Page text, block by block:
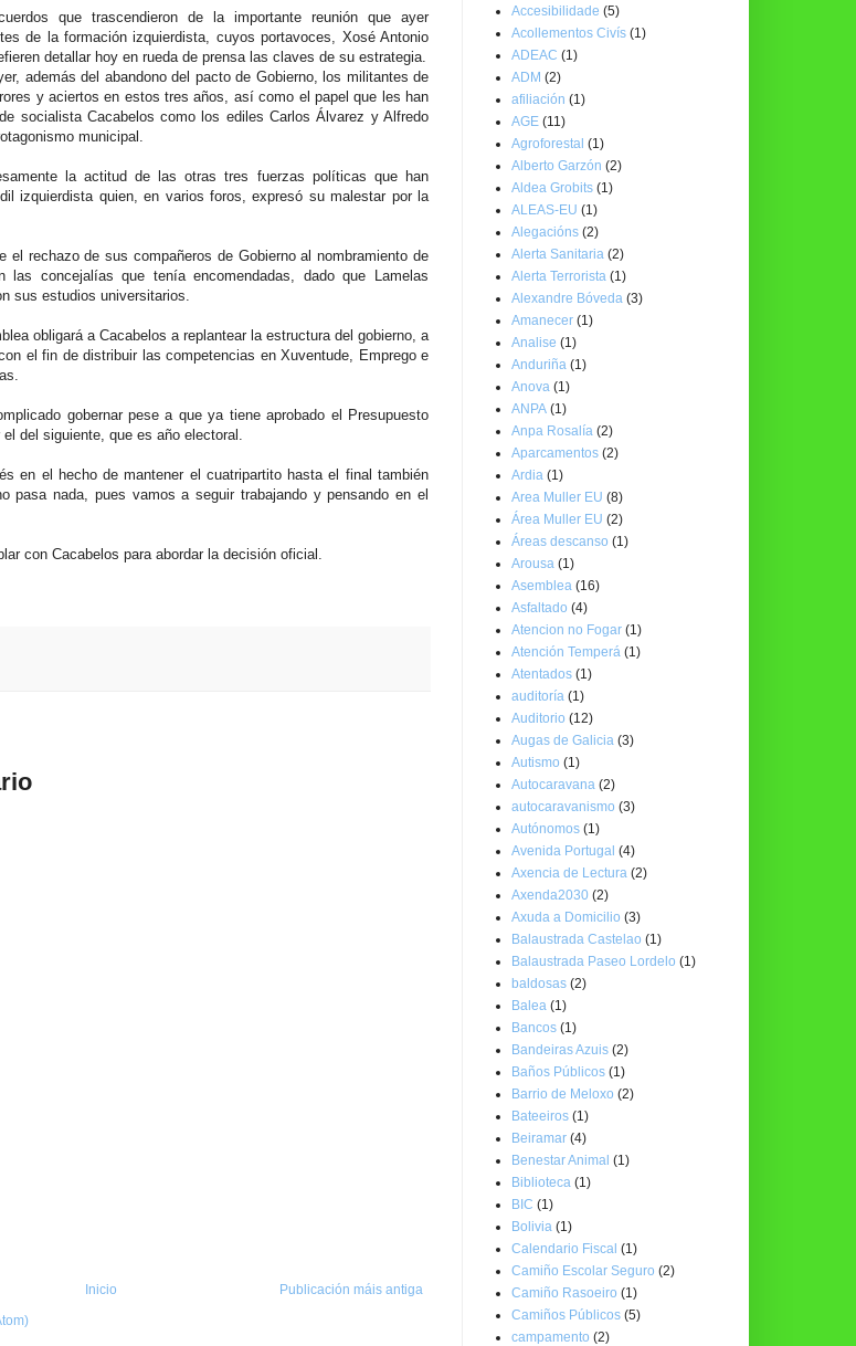
que trascendieron de la importante reunión que ayer
de la formación izquierdista, cuyos portavoces, Xosé Antonio
detallar hoy en rueda de prensa las claves de su estrategia.
además del abandono del pacto de Gobierno, los militantes de
y aciertos en estos tres años, así como el papel que les han
socialista Cacabelos como los ediles Carlos Álvarez y Alfredo
municipal.
la actitud de las otras tres fuerzas políticas que han
izquierdista quien, en varios foros, expresó su malestar por la
el rechazo de sus compañeros de Gobierno al nombramiento de
las concejalías que tenía encomendadas, dado que Lamelas
sus estudios universitarios.
obligará a Cacabelos a replantear la estructura del gobierno, a
el fin de distribuir las competencias en Xuventude, Emprego e
gobernar pese a que ya tiene aprobado el Presupuesto
del siguiente, que es año electoral.
en el hecho de mantener el cuatripartito hasta el final también
pasa nada, pues vamos a seguir trabajando y pensando en el
con Cacabelos para abordar la decisión oficial.
Publicación máis antiga
Inicio
Accesibilidade (5)
Acollementos Civís (1)
ADEAC (1)
ADM (2)
afiliación (1)
AGE (11)
Agroforestal (1)
Alberto Garzón (2)
Aldea Grobits (1)
ALEAS-EU (1)
Alegacións (2)
Alerta Sanitaria (2)
Alerta Terrorista (1)
Alexandre Bóveda (3)
Amanecer (1)
Analise (1)
Anduriña (1)
Anova (1)
ANPA (1)
Anpa Rosalía (2)
Aparcamentos (2)
Ardia (1)
Area Muller EU (8)
Área Muller EU (2)
Áreas descanso (1)
Arousa (1)
Asemblea (16)
Asfaltado (4)
Atencion no Fogar (1)
Atención Temperá (1)
Atentados (1)
auditoría (1)
Auditorio (12)
Augas de Galicia (3)
Autismo (1)
Autocaravana (2)
autocaravanismo (3)
Autónomos (1)
Avenida Portugal (4)
Axencia de Lectura (2)
Axenda2030 (2)
Axuda a Domicilio (3)
Balaustrada Castelao (1)
Balaustrada Paseo Lordelo (1)
baldosas (2)
Balea (1)
Bancos (1)
Bandeiras Azuis (2)
Baños Públicos (1)
Barrio de Meloxo (2)
Bateeiros (1)
Beiramar (4)
Benestar Animal (1)
Biblioteca (1)
BIC (1)
Bolivia (1)
Calendario Fiscal (1)
Camiño Escolar Seguro (2)
Camiño Rasoeiro (1)
Camiños Públicos (5)
campamento (2)